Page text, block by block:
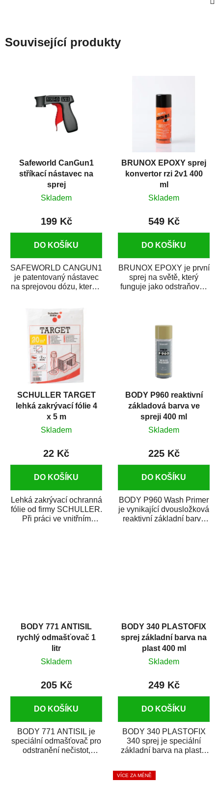
Související produkty
Safeworld CanGun1
stříkací nástavec na
sprej
Skladem
199 Kč
DO KOŠÍKU
SAFEWORLD CANGUN1
je patentovaný nástavec
na sprejovou dózu, který ji
BRUNOX EPOXY sprej
konvertor rzi 2v1 400
ml
Skladem
549 Kč
DO KOŠÍKU
BRUNOX EPOXY je první
sprej na světě, který
funguje jako odstraňovač
SCHULLER TARGET
lehká zakrývací fólie 4
x 5 m
Skladem
22 Kč
DO KOŠÍKU
Lehká zakrývací ochranná
fólie od firmy SCHULLER.
Při práci ve vnitřním
BODY P960 reaktivní
základová barva ve
spreji 400 ml
Skladem
225 Kč
DO KOŠÍKU
BODY P960 Wash Primer
je vynikající dvousložková
reaktivní základní barva
BODY 771 ANTISIL
rychlý odmašťovač 1
litr
Skladem
205 Kč
DO KOŠÍKU
BODY 771 ANTISIL je
speciální odmašťovač pro
odstranění nečistot,
BODY 340 PLASTOFIX
sprej základní barva na
plast 400 ml
Skladem
249 Kč
DO KOŠÍKU
BODY 340 PLASTOFIX
340 sprej je speciální
základní barva na plasty,
vrchních...
VÍCE ZA MÉNĚ